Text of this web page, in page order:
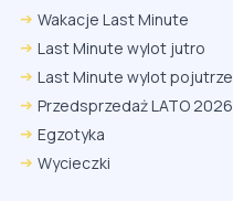
Wakacje Last Minute
Last Minute wylot jutro
Last Minute wylot pojutrze
Przedsprzedaż LATO 2026
Egzotyka
Wycieczki